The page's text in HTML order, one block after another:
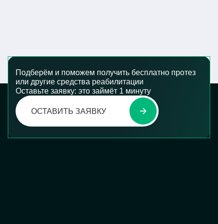
Подберём и поможем получить бесплатно протез
или другие средства реабилитации
Оставьте заявку: это займёт 1 минуту
ОСТАВИТЬ ЗАЯВКУ